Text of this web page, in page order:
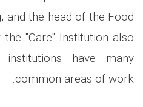
and the head of the Food
"Care" Institution also
have many
common areas of work.